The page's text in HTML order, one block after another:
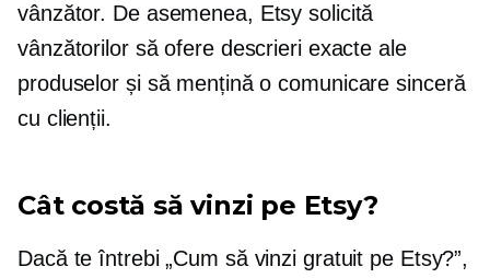
vânzător. De asemenea, Etsy solicită
vânzătorilor să ofere descrieri exacte ale
produselor și să mențină o comunicare sinceră
cu clienții.
Cât costă să vinzi pe Etsy?
Dacă te întrebi „Cum să vinzi gratuit pe Etsy?”,